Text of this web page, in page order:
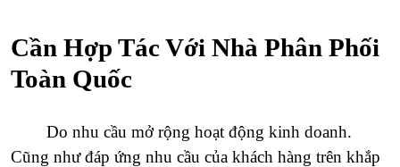
Cần Hợp Tác Với Nhà Phân Phối
Toàn Quốc
Do nhu cầu mở rộng hoạt động kinh doanh.
Cũng như đáp ứng nhu cầu của khách hàng trên khắp